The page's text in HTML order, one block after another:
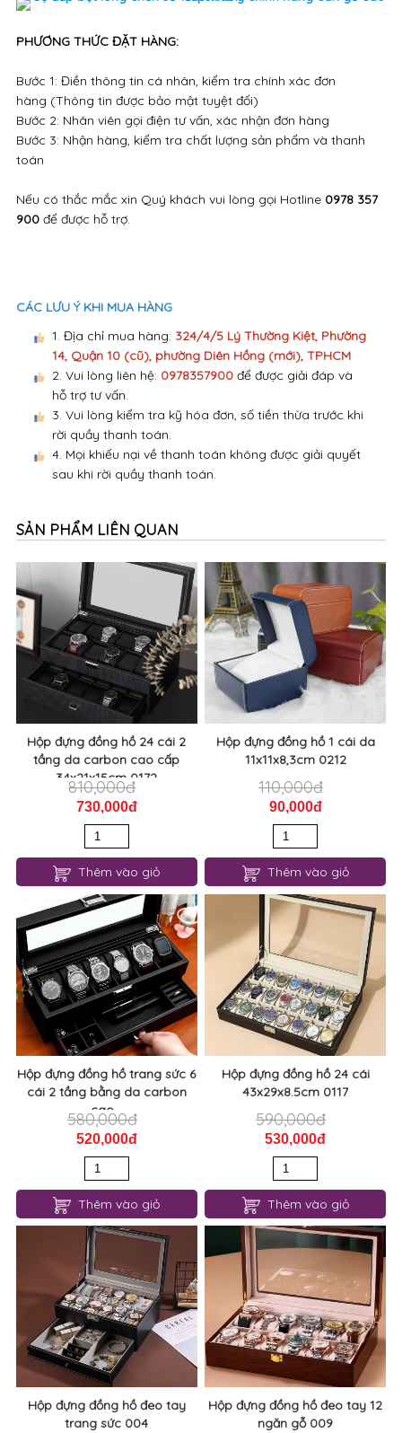
PHƯƠNG THỨC ĐẶT HÀNG:
Bước 1: Điền thông tin cá nhân, kiểm tra chính xác đơn
hàng (Thông tin được bảo mật tuyệt đối)
Bước 2: Nhân viên gọi điện tư vấn, xác nhận đơn hàng
Bước 3: Nhận hàng, kiểm tra chất lượng sản phẩm và thanh
toán
Nếu có thắc mắc xin Quý khách vui lòng gọi Hotline 0978 357
900để được hỗ trợ.
CÁC LƯU Ý KHI MUA HÀNG
1. Địa chỉ mua hàng: 324/4/5 Lý Thường Kiệt, Phường
14, Quận 10 (cũ), phường Diên Hồng (mới), TPHCM
2. Vui lòng liên hệ: 0978357900để được giải đáp và
hỗ trợ tư vấn.
3. Vui lòng kiểm tra kỹ hóa đơn, số tiền thừa trước khi
rời quầy thanh toán.
4. Mọi khiếu nại về thanh toán không được giải quyết
sau khi rời quầy thanh toán.
SẢN PHẨM LIÊN QUAN
Hộp đựng đồng hồ 24 cái 2
tầng da carbon cao cấp
34x21x15cm 0172
810,000đ
730,000đ
Thêm vào giỏ
Hộp đựng đồng hồ 1 cái da
11x11x8,3cm 0212
110,000đ
90,000đ
Thêm vào giỏ
Hộp đựng đồng hồ trang sức 6
cái 2 tầng bằng da carbon
cao...
580,000đ
520,000đ
Thêm vào giỏ
Hộp đựng đồng hồ 24 cái
43x29x8.5cm 0117
590,000đ
530,000đ
Thêm vào giỏ
Hộp đựng đồng hồ đeo tay
trang sức 004
Hộp đựng đồng hồ đeo tay 12
ngăn gỗ 009